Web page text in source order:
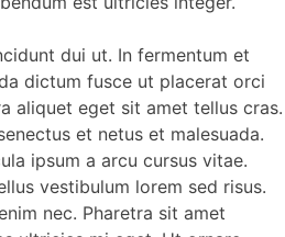
dui ut. In fermentum et
dictum fusce ut placerat orci
aliquet eget sit amet tellus cras.
et netus et malesuada.
ipsum a arcu cursus vitae.
vestibulum lorem sed risus.
nec. Pharetra sit amet